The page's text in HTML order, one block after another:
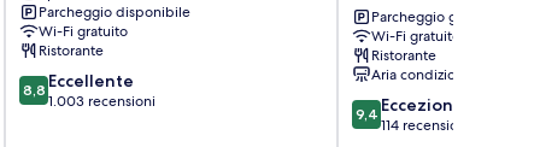
Parcheggio disponibile
Wi-Fi gratuito
Ristorante
8.8
su
8,8 Eccellente
1.003 recensioni
Tenri
Yamanobenomichi
Tenri
Parcheggio gratuito
Wi-Fi gratuito
Ristorante
Aria condizionata
9.4
su
9,4 Eccezionale
114 recensioni